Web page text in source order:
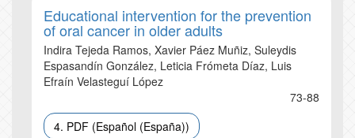
Educational intervention for the prevention
of oral cancer in older adults
Indira Tejeda Ramos, Xavier Páez Muñiz, Suleydis
Espasandín González, Leticia Frómeta Díaz, Luis
Efraín Velasteguí López
73-88
4. PDF (Español (España))